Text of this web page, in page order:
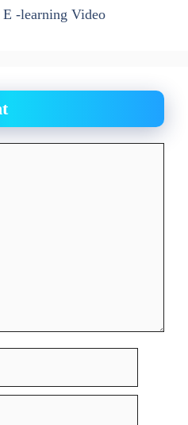
E -learning Video